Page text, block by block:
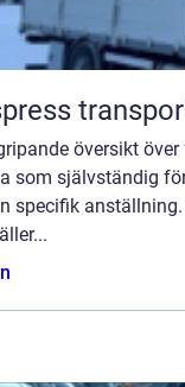
översikt
som självständig
specifik